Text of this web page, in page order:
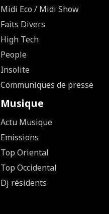
Midi Eco / Midi Show
Faits Divers
High Tech
People
Insolite
Communiques de presse
Musique
Actu Musique
Emissions
Top Oriental
Top Occidental
Dj résidents